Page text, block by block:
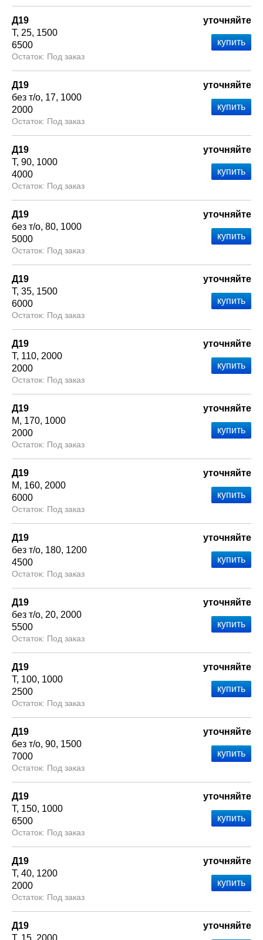
Д19
Т 25 1500
6500
Под заказ
уточняйте
Д19
без т/о 17 1000
2000
Под заказ
уточняйте
Д19
Т 90 1000
4000
Под заказ
уточняйте
Д19
без т/о 80 1000
5000
Под заказ
уточняйте
Д19
Т 35 1500
6000
Под заказ
уточняйте
Д19
Т 110 2000
2000
Под заказ
уточняйте
Д19
М
170 1000
2000
Под заказ
уточняйте
Д19
М
160 2000
6000
Под заказ
уточняйте
Д19
без т/о 180 1200
4500
Под заказ
уточняйте
Д19
без т/о 20 2000
5500
Под заказ
уточняйте
Д19
Т 100 1000
2500
Под заказ
уточняйте
Д19
без т/о 90 1500
7000
Под заказ
уточняйте
Д19
Т 150 1000
6500
Под заказ
уточняйте
Д19
Т 40 1200
2000
Под заказ
уточняйте
Д19
Т 15 2000
уточняйте